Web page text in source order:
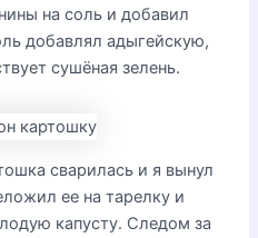
на соль и добавил
добавлял адыгейскую,
сушёная зелень.
сварилась и я вынул
ее на тарелку и
капусту. Следом за